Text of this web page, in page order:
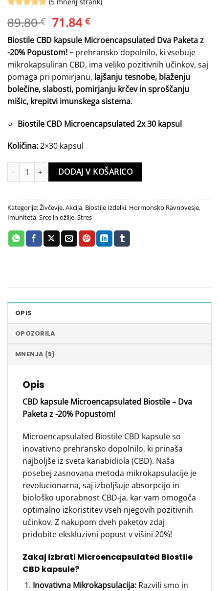
5od 5 na
podlagi
ocene
strank
89.80€ Izvirna
cena
je
bila:
89.80 €.
71.84€Trenutna
cena
je:
71.84 €.
Biostile CBD kapsule Microencapsulated Dva Paketa z
-20% Popustom! – prehransko dopolnilo, ki vsebuje
mikrokapsuliran CBD, ima veliko pozitivnih učinkov, saj
pomaga pri pomirjanu, lajšanju tesnobe, blaženju
bolečine, slabosti, pomirjanju krčev in sproščanju
mišic, krepitvi imunskega sistema.
Biostile CBD Microencapsulated 2x 30 kapsul
Količina:2×30 kapsul
CBD Kapsule Mikrokapsulirane x2 Biostile količina
DODAJ V KOŠARICO
Kategorije:Živčevje,Akcija, Biostile Izdelki, Hormonsko Ravnovesje,
Imuniteta,Srce in ožilje,Stres
OPIS
OPOZORILA
MNENJA (5)
Opis
CBD kapsule Microencapsulated Biostile – Dva
Paketa z -20% Popustom!
Microencapsulated Biostile CBD kapsule so
inovativno prehransko dopolnilo, ki prinaša
najboljše iz sveta kanabidiola (CBD). Naša
posebej zasnovana metoda mikrokapsulacije je
revolucionarna, saj izboljšuje absorpcijo in
biološko uporabnost CBD-ja, kar vam omogoča
optimalno izkoristitev vseh njegovih pozitivnih
učinkov. Z nakupom dveh paketov zdaj
pridobite ekskluzivni popust v višini 20%!
Zakaj izbrati Microencapsulated Biostile
CBD kapsule?
Inovativna Mikrokapsulacija:Razvili smo in